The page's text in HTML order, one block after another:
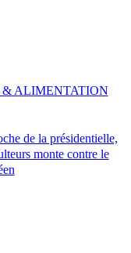
de la présidentielle,
monte contre le
ALIMENTATION